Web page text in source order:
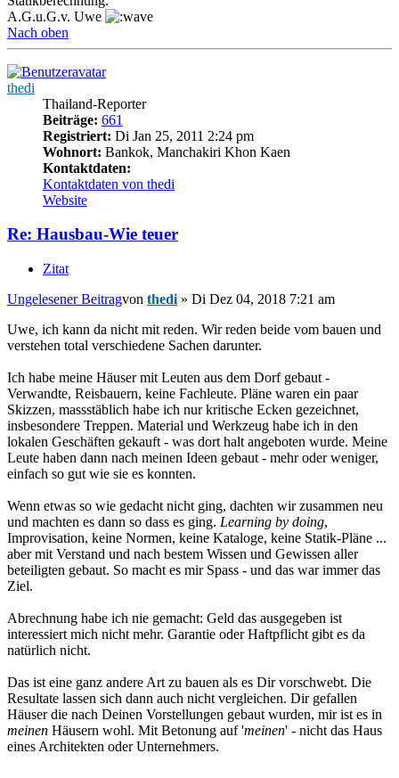
A.G.u.G.v. Uwe
Nach oben
thedi
Thailand-Reporter
Beiträge: 661
Registriert: Di Jan 25, 2011 2:24 pm
Wohnort: Bankok, Manchakiri Khon Kaen
Kontaktdaten:
Kontaktdaten von thedi
Website
Re: Hausbau-Wie teuer
Zitat
Ungelesener Beitragvon thedi » Di Dez 04, 2018 7:21 am
Uwe, ich kann da nicht mit reden. Wir reden beide vom bauen und
verstehen total verschiedene Sachen darunter.
Ich habe meine Häuser mit Leuten aus dem Dorf gebaut -
Verwandte, Reisbauern, keine Fachleute. Pläne waren ein paar
Skizzen, massstäblich habe ich nur kritische Ecken gezeichnet,
insbesondere Treppen. Material und Werkzeug habe ich in den
lokalen Geschäften gekauft - was dort halt angeboten wurde. Meine
Leute haben dann nach meinen Ideen gebaut - mehr oder weniger,
einfach so gut wie sie es konnten.
Wenn etwas so wie gedacht nicht ging, dachten wir zusammen neu
und machten es dann so dass es ging. Learning by doing,
Improvisation, keine Normen, keine Kataloge, keine Statik-Pläne ...
aber mit Verstand und nach bestem Wissen und Gewissen aller
beteiligten gebaut. So macht es mir Spass - und das war immer das
Ziel.
Abrechnung habe ich nie gemacht: Geld das ausgegeben ist
interessiert mich nicht mehr. Garantie oder Haftpflicht gibt es da
natürlich nicht.
Das ist eine ganz andere Art zu bauen als es Dir vorschwebt. Die
Resultate lassen sich dann auch nicht vergleichen. Dir gefallen
Häuser die nach Deinen Vorstellungen gebaut wurden, mir ist es in
meinen Häusern wohl. Mit Betonung auf 'meinen' - nicht das Haus
eines Architekten oder Unternehmers.